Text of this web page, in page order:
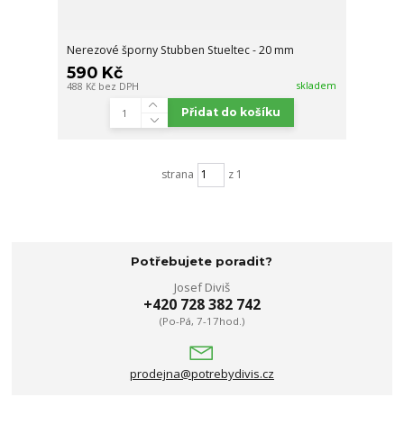
Nerezové šporny Stubben Stueltec - 20 mm
590 Kč
488 Kč bez DPH skladem
Přidat do košíku
strana z 1
Potřebujete poradit?
Josef Diviš
+420 728 382 742
(Po-Pá, 7-17hod.)
prodejna@potrebydivis.cz